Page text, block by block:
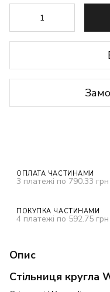
ОПЛАТА ЧАСТИНАМИ
3 платежі по 790.33 грн
ПОКУПКА ЧАСТИНАМИ
4 платежі по 592.75 грн
Опис
Стільниця кругла